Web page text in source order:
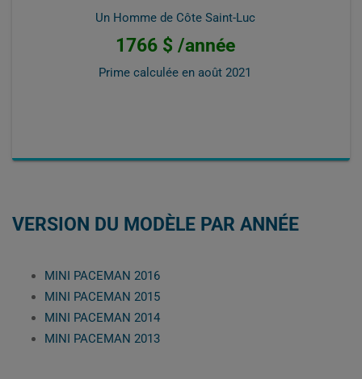
Un Homme de Côte Saint-Luc
1766 $ /année
Prime calculée en août 2021
VERSION DU MODÈLE PAR ANNÉE
MINI PACEMAN 2016
MINI PACEMAN 2015
MINI PACEMAN 2014
MINI PACEMAN 2013